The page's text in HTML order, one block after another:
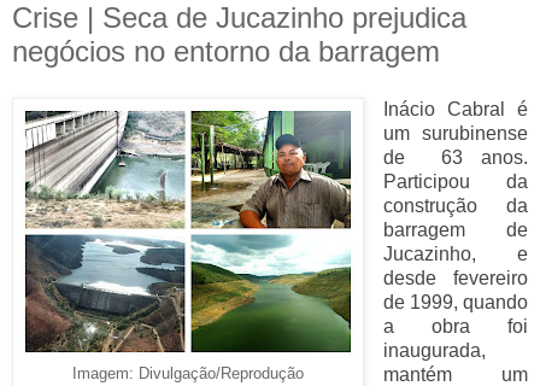
Crise | Seca de Jucazinho prejudica
negócios no entorno da barragem
Imagem: Divulgação/Reprodução
Inácio Cabral é
um surubinense
de 63 anos.
Participou da
construção da
barragem de
Jucazinho, e
desde fevereiro
de 1999, quando
a obra foi
inaugurada,
mantém um